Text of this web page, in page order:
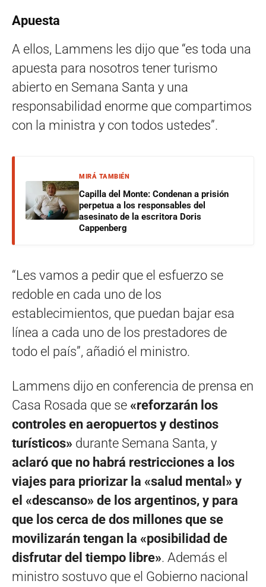
Apuesta
A ellos, Lammens les dijo que “es toda una
apuesta para nosotros tener turismo
abierto en Semana Santa y una
responsabilidad enorme que compartimos
con la ministra y con todos ustedes”.
MIRÁ TAMBIÉN
Capilla del Monte: Condenan a prisión
perpetua a los responsables del
asesinato de la escritora Doris
Cappenberg
“Les vamos a pedir que el esfuerzo se
redoble en cada uno de los
establecimientos, que puedan bajar esa
línea a cada uno de los prestadores de
todo el país”, añadió el ministro.
Lammens dijo en conferencia de prensa en
Casa Rosada que se «reforzarán los
controles en aeropuertos y destinos
turísticos» durante Semana Santa, y
aclaró que no habrá restricciones a los
viajes para priorizar la «salud mental» y
el «descanso» de los argentinos, y para
que los cerca de dos millones que se
movilizarán tengan la «posibilidad de
disfrutar del tiempo libre». Además el
ministro sostuvo que el Gobierno nacional